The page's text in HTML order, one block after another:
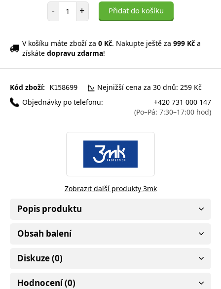
- Počet položek
+ Přidat do košíku
V košíku máte zboží za 0 Kč. Nakupte ještě za 999 Kč a
získáte dopravu zdarma!
Kód zboží: K158699
Nejnižší cena za 30 dnů: 259 Kč
Objednávky po telefonu:
+420 731 000 147
(Po–Pá: 7:30–17:00 hod)
Zobrazit další produkty 3mk
Popis produktu
Obsah balení
Diskuze (0)
Hodnocení (0)